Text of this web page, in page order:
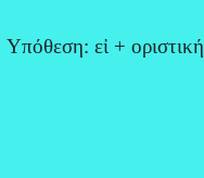
Υπόθεση: εἰ + οριστική